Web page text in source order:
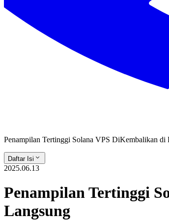
Penampilan Tertinggi Solana VPS DiKembalikan di
Daftar Isi
2025.06.13
Penampilan Tertinggi
Langsung